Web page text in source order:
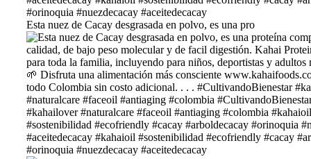
Esta nuez de Cacay desgrasada en polvo, es una pro